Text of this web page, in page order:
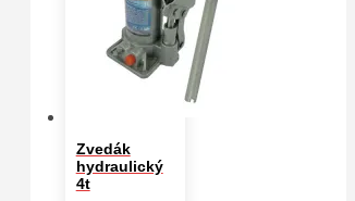
Zvedák
hydraulický
4t